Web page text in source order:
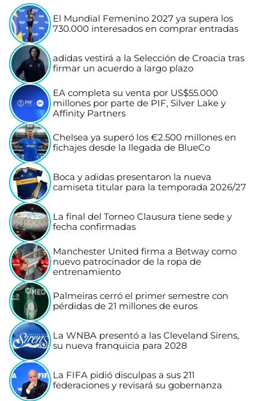
El Mundial Femenino 2027 ya supera los
730.000 interesados en comprar entradas
adidas vestirá a la Selección de Croacia tras
firmar un acuerdo a largo plazo
EA completa su venta por US$55.000
millones por parte de PIF, Silver Lake y
Affinity Partners
Chelsea ya superó los €2.500 millones en
fichajes desde la llegada de BlueCo
Boca y adidas presentaron la nueva
camiseta titular para la temporada 2026/27
La final del Torneo Clausura tiene sede y
fecha confirmadas
Manchester United firma a Betway como
nuevo patrocinador de la ropa de
entrenamiento
Palmeiras cerró el primer semestre con
pérdidas de 21 millones de euros
La WNBA presentó a las Cleveland Sirens,
su nueva franquicia para 2028
La FIFA pidió disculpas a sus 211
federaciones y revisará su gobernanza